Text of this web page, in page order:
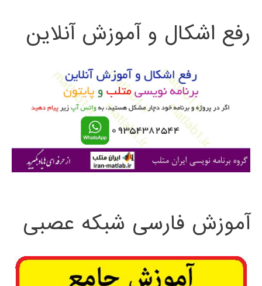
ج
ی
رفع اشکال و آموزش آنلاین
آموزش فارسی شبکه عصبی